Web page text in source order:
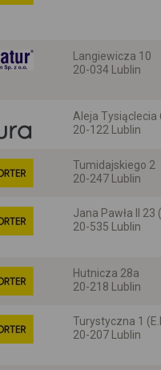
Langiewicza 10
20-034 Lublin
Aleja Tysiąclecia
20-122 Lublin
Tumidajskiego 2
20-247 Lublin
Jana Pawła II
20-535 Lublin
Hutnicza 28a
20-218 Lublin
Turystyczna 1
20-207 Lublin